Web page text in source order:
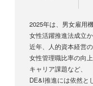
2025年は、男女雇用
女性活躍推進法成立
近年、人的資本経営
女性管理職比率の向
キャリア課題など、
DE&I推進には依然と